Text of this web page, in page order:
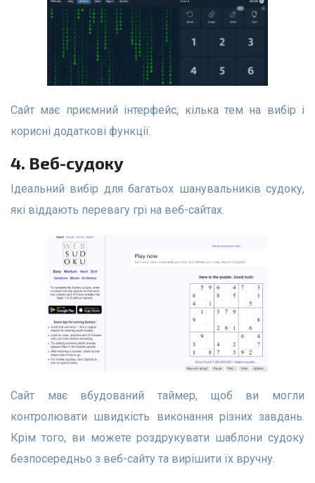
Сайт має приємний інтерфейс, кілька тем на вибір і
корисні додаткові функції.
4. Веб-судоку
які віддають перевагу грі на веб-сайтах.
Сайт має вбудований таймер, щоб ви могли
контролювати швидкість виконання різних завдань.
Крім того, ви можете роздрукувати шаблони судоку
безпосередньо з веб-сайту та вирішити їх вручну.